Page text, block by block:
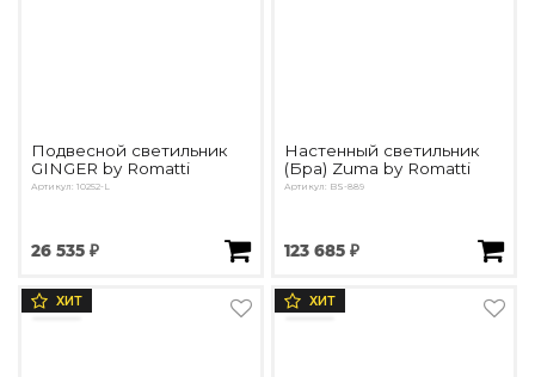
Подвесной светильник
GINGER by Romatti
Артикул: 10252-L
26 535 ₽
Настенный светильник
(Бра) Zuma by Romatti
Артикул: BS-889
123 685 ₽
ХИТ ХИТ